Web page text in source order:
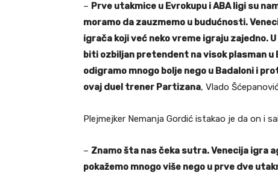
– Prve utakmice u Evrokupu i ABA ligi su
moramo da zauzmemo u budućnosti.
igrača koji već neko vreme igraju zajedno.
biti ozbiljan pretendent na visok plasman u
odigramo mnogo bolje nego u Badaloni i
ovaj duel trener Partizana, Vlado
Plejmejker Nemanja Gordić istakao je da on i
– Znamo šta nas čeka sutra. Venecija igra
pokažemo mnogo više nego u prve dve